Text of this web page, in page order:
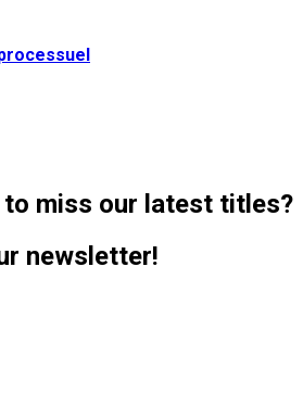
to miss our latest titles?
newsletter!